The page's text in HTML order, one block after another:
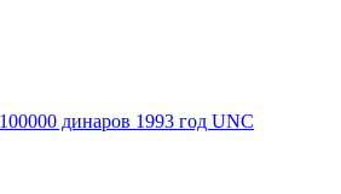
динаров 1993 год UNC